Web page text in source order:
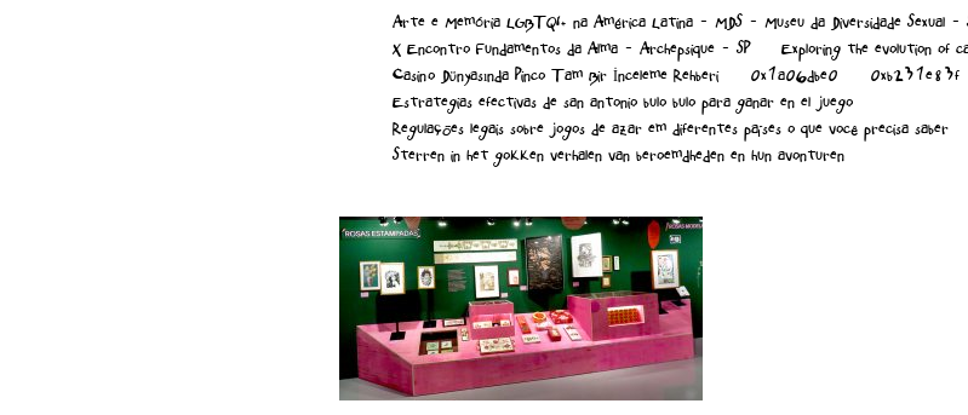
Arte e Memória LGBTQI+ na América Latina - MDS - Museu da Diversidade Sexual -
X Encontro Fundamentos da Alma - Archepsique - SP
Exploring the evolution of
Casino Dünyasında Pinco Tam Bir İnceleme Rehberi
0x1a06dbe0
0xb231e83f
Estrategias efectivas de san antonio bulo bulo para ganar en el juego
Regulações legais sobre jogos de azar em diferentes países o que você precisa saber
Sterren in het gokken verhalen van beroemdheden en hun avonturen